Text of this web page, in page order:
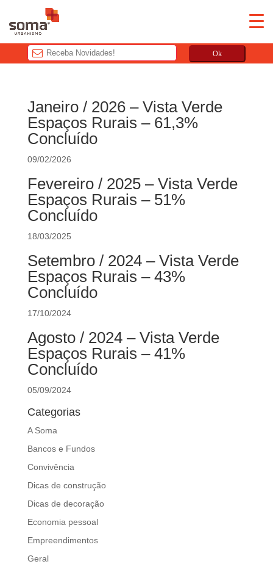
Ok
i
s
f
l
d
s
h
o
l
d
b
e
f
b
l
n
k
Janeiro / 2026 – Vista Verde
Espaços Rurais – 61,3%
Concluído
09/02/2026
Fevereiro / 2025 – Vista Verde
Espaços Rurais – 51%
Concluído
18/03/2025
Setembro / 2024 – Vista Verde
Espaços Rurais – 43%
Concluído
17/10/2024
Agosto / 2024 – Vista Verde
Espaços Rurais – 41%
Concluído
05/09/2024
Categorias
A Soma
Bancos e Fundos
Convivência
Dicas de construção
Dicas de decoração
Economia pessoal
Empreendimentos
Geral